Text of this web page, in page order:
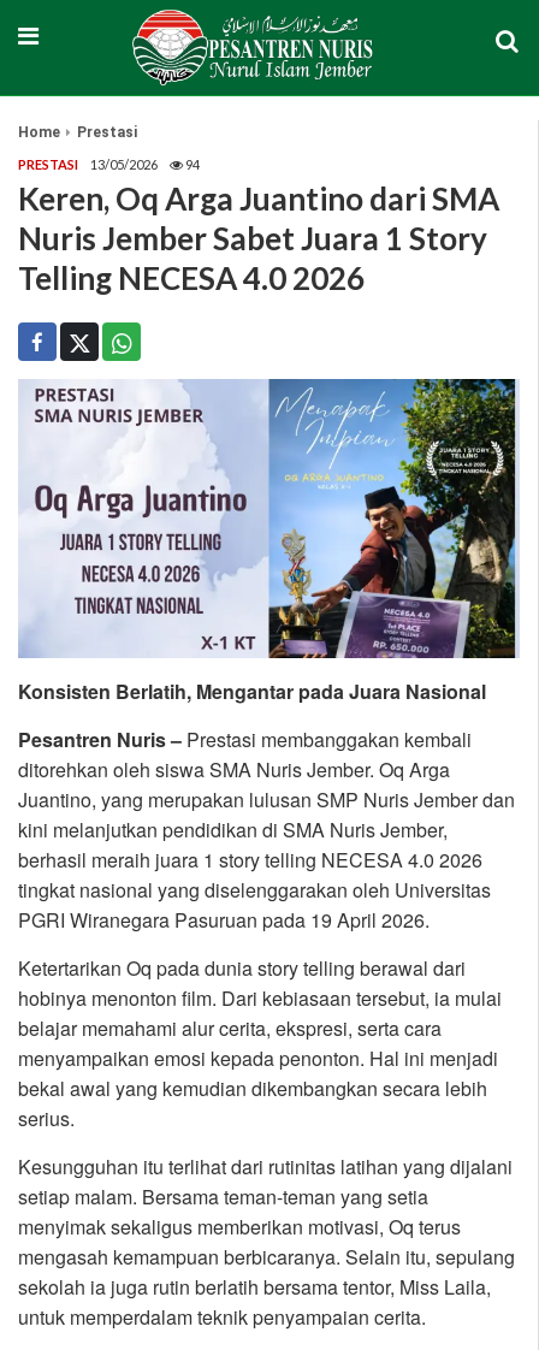
Home Prestasi
PRESTASI 13/05/2026 94
Keren, Oq Arga Juantino dari SMA
Nuris Jember Sabet Juara 1 Story
Telling NECESA 4.0 2026
Konsisten Berlatih, Mengantar pada Juara Nasional
Pesantren Nuris – Prestasi membanggakan kembali
ditorehkan oleh siswa SMA Nuris Jember. Oq Arga
Juantino, yang merupakan lulusan SMP Nuris Jember dan
kini melanjutkan pendidikan di SMA Nuris Jember,
berhasil meraih juara 1 story telling NECESA 4.0 2026
tingkat nasional yang diselenggarakan oleh Universitas
PGRI Wiranegara Pasuruan pada 19 April 2026.
Ketertarikan Oq pada dunia story telling berawal dari
hobinya menonton film. Dari kebiasaan tersebut, ia mulai
belajar memahami alur cerita, ekspresi, serta cara
menyampaikan emosi kepada penonton. Hal ini menjadi
bekal awal yang kemudian dikembangkan secara lebih
serius.
Kesungguhan itu terlihat dari rutinitas latihan yang dijalani
setiap malam. Bersama teman-teman yang setia
menyimak sekaligus memberikan motivasi, Oq terus
mengasah kemampuan berbicaranya. Selain itu, sepulang
sekolah ia juga rutin berlatih bersama tentor, Miss Laila,
untuk memperdalam teknik penyampaian cerita.